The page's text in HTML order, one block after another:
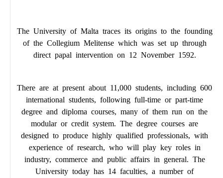
The University of Malta traces its origins to the founding
of the Collegium Melitense which was set up through
direct papal intervention on 12 November 1592.
There are at present about 11,000 students, including 600
international students, following full-time or part-time
degree and diploma courses, many of them run on the
modular or credit system. The degree courses are
designed to produce highly qualified professionals, with
experience of research, who will play key roles in
industry, commerce and public affairs in general. The
University today has 14 faculties, a number of